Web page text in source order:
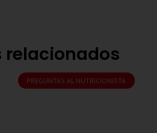
relacionados
PREGUNTAS AL NUTRICIONISTA